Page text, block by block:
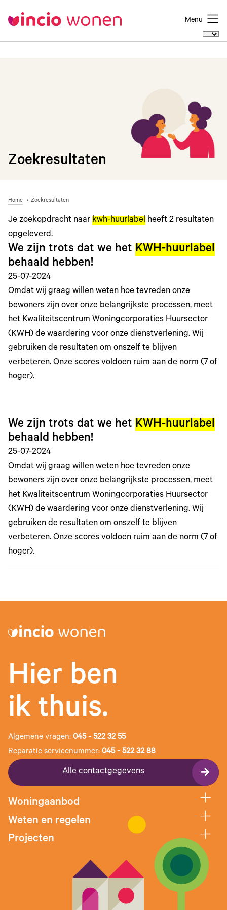
Menu
Zoekresultaten
Home Zoekresultaten
Je zoekopdracht naar kwh-huurlabel heeft 2 resultaten
opgeleverd.
We zijn trots dat we het KWH-huurlabel
behaald hebben!
25-07-2024
Omdat wij graag willen weten hoe tevreden onze
bewoners zijn over onze belangrijkste processen, meet
het Kwaliteitscentrum Woningcorporaties Huursector
(KWH) de waardering voor onze dienstverlening. Wij
gebruiken de resultaten om onszelf te blijven
verbeteren. Onze scores voldoen ruim aan de norm (7 of
hoger).
We zijn trots dat we het KWH-huurlabel
behaald hebben!
25-07-2024
Omdat wij graag willen weten hoe tevreden onze
bewoners zijn over onze belangrijkste processen, meet
het Kwaliteitscentrum Woningcorporaties Huursector
(KWH) de waardering voor onze dienstverlening. Wij
gebruiken de resultaten om onszelf te blijven
verbeteren. Onze scores voldoen ruim aan de norm (7 of
hoger).
Hier ben
ik thuis.
Algemene vragen: 045 - 522 32 55
Reparatie servicenummer: 045 - 522 32 88
Alle contactgegevens
Woningaanbod
Weten en regelen
Projecten